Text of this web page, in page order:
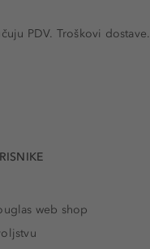
PDV. Troškovi dostave.
web shop